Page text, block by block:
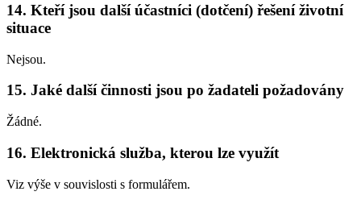
14. Kteří jsou další účastníci (dotčení) řešení životní
situace
Nejsou.
15. Jaké další činnosti jsou po žadateli požadovány
Žádné.
16. Elektronická služba, kterou lze využít
Viz výše v souvislosti s formulářem.